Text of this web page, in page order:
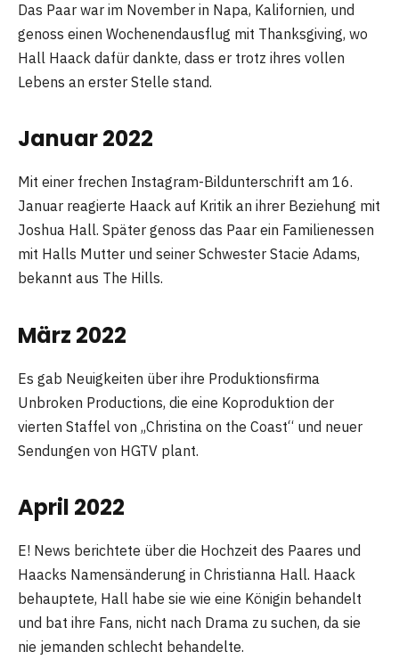
Das Paar war im November in Napa, Kalifornien, und
genoss einen Wochenendausflug mit Thanksgiving, wo
Hall Haack dafür dankte, dass er trotz ihres vollen
Lebens an erster Stelle stand.
Januar 2022
Mit einer frechen Instagram-Bildunterschrift am 16.
Januar reagierte Haack auf Kritik an ihrer Beziehung mit
Joshua Hall. Später genoss das Paar ein Familienessen
mit Halls Mutter und seiner Schwester Stacie Adams,
bekannt aus The Hills.
März 2022
Es gab Neuigkeiten über ihre Produktionsfirma
Unbroken Productions, die eine Koproduktion der
vierten Staffel von „Christina on the Coast“ und neuer
Sendungen von HGTV plant.
April 2022
E! News berichtete über die Hochzeit des Paares und
Haacks Namensänderung in Christianna Hall. Haack
behauptete, Hall habe sie wie eine Königin behandelt
und bat ihre Fans, nicht nach Drama zu suchen, da sie
nie jemanden schlecht behandelte.